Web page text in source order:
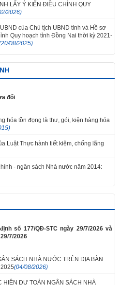
LẤY Ý KIẾN ĐIỀU CHỈNH QUY
2026)
của Chủ tịch UBND tỉnh và Hồ sơ
Quy hoạch tỉnh Đồng Nai thời kỳ 2021-
08/2025)
đổi
hóa tồn đọng là thư, gói, kiện hàng hóa
Luật Thực hành tiết kiệm, chống lãng
- ngân sách Nhà nước năm 2014:
số 177/QĐ-STC ngày 29/7/2026 và
7/2026
SÁCH NHÀ NƯỚC TRÊN ĐỊA BÀN
(04/08/2026)
HIỆN DỰ TOÁN NGÂN SÁCH NHÀ